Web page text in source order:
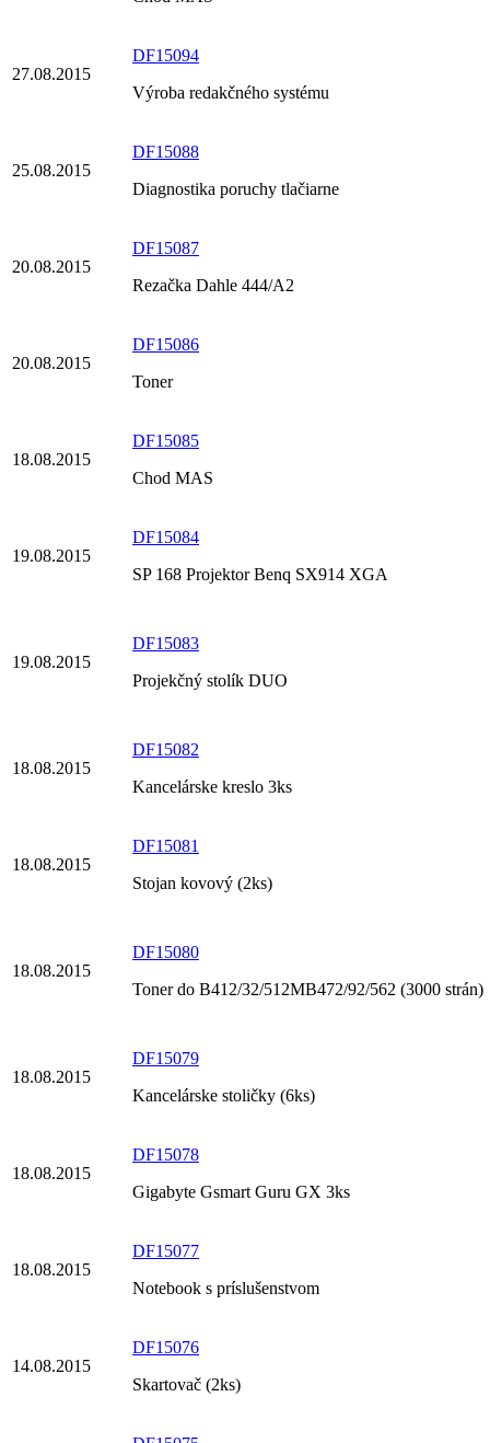
27.08.2015
DF15094
Výroba redakčného systému
25.08.2015
DF15088
Diagnostika poruchy tlačiarne
20.08.2015
DF15087
Rezačka Dahle 444/A2
20.08.2015
DF15086
Toner
18.08.2015
DF15085
Chod MAS
19.08.2015
DF15084
SP 168 Projektor Benq SX914 XGA
19.08.2015
DF15083
Projekčný stolík DUO
18.08.2015
DF15082
Kancelárske kreslo 3ks
18.08.2015
DF15081
Stojan kovový (2ks)
18.08.2015
DF15080
Toner do B412/32/512MB472/92/562 (3000 strán)
18.08.2015
DF15079
Kancelárske stoličky (6ks)
18.08.2015
DF15078
Gigabyte Gsmart Guru GX 3ks
18.08.2015
DF15077
Notebook s príslušenstvom
14.08.2015
DF15076
Skartovač (2ks)